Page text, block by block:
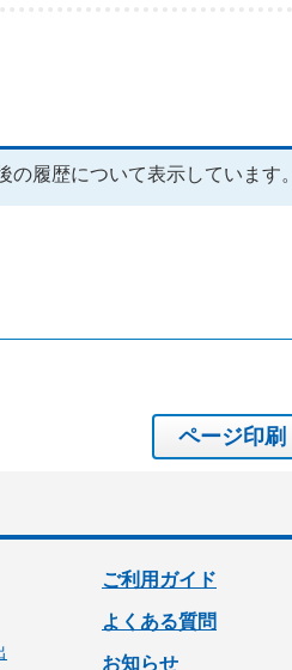
の履歴について表示しています。
ページ印刷
ご利用ガイド
よくある質問
お知らせ